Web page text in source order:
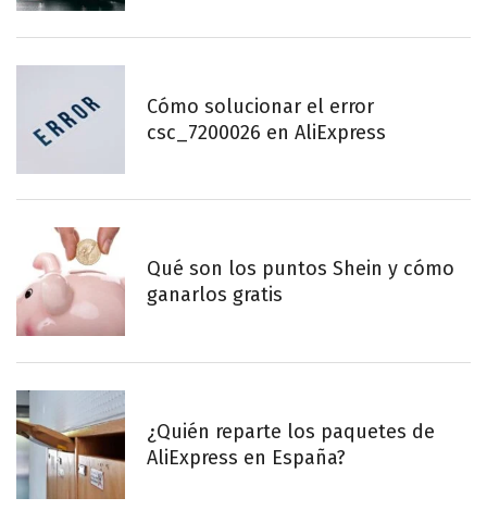
Cómo solucionar el error
csc_7200026 en AliExpress
Qué son los puntos Shein y cómo
ganarlos gratis
¿Quién reparte los paquetes de
AliExpress en España?